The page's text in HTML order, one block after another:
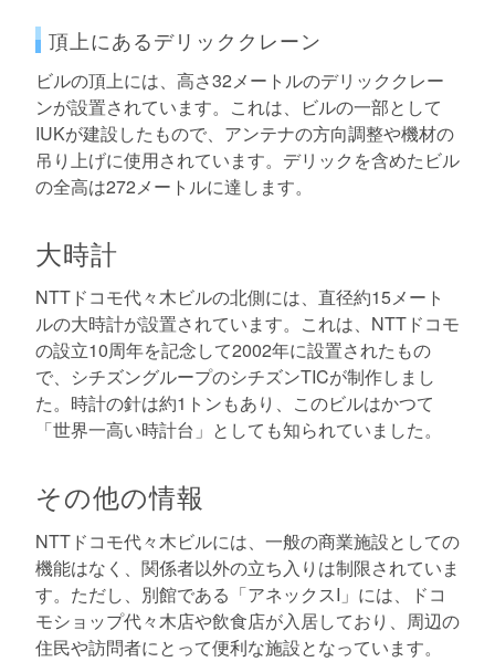
頂上にあるデリッククレーン
ビルの頂上には、高さ32メートルのデリッククレー
ンが設置されています。これは、ビルの一部として
IUKが建設したもので、アンテナの方向調整や機材の
吊り上げに使用されています。デリックを含めたビル
の全高は272メートルに達します。
大時計
NTTドコモ代々木ビルの北側には、直径約15メート
ルの大時計が設置されています。これは、NTTドコモ
の設立10周年を記念して2002年に設置されたもの
で、シチズングループのシチズンTICが制作しまし
た。時計の針は約1トンもあり、このビルはかつて
「世界一高い時計台」としても知られていました。
その他の情報
NTTドコモ代々木ビルには、一般の商業施設としての
機能はなく、関係者以外の立ち入りは制限されていま
す。ただし、別館である「アネックスI」には、ドコ
モショップ代々木店や飲食店が入居しており、周辺の
住民や訪問者にとって便利な施設となっています。